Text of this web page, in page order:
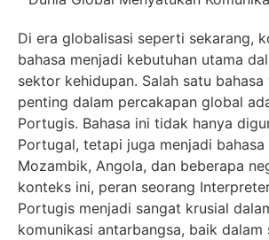
Di era globalisasi seperti sekarang,
bahasa menjadi kebutuhan utama
sektor kehidupan. Salah satu
penting dalam percakapan global
Portugis. Bahasa ini tidak hanya
Portugal, tetapi juga menjadi bahasa
Mozambik, Angola, dan beberapa
konteks ini, peran seorang
Portugis menjadi sangat krusial
komunikasi antarbangsa, baik dalam